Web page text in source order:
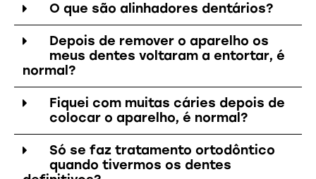
O que são alinhadores dentários?
Depois de remover o aparelho os
meus dentes voltaram a entortar, é
normal?
Fiquei com muitas cáries depois de
colocar o aparelho, é normal?
Só se faz tratamento ortodôntico
quando tivermos os dentes